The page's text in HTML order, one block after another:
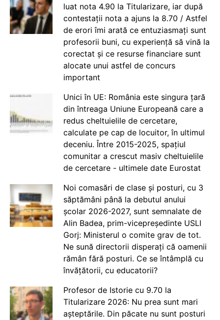
luat nota 4.90 la Titularizare, iar după
contestații nota a ajuns la 8.70 / Astfel
de erori îmi arată ce entuziasmați sunt
profesorii buni, cu experiență să vină la
corectat și ce resurse financiare sunt
alocate unui astfel de concurs
important
Unici în UE: România este singura țară
din întreaga Uniune Europeană care a
redus cheltuielile de cercetare,
calculate pe cap de locuitor, în ultimul
deceniu. Între 2015-2025, spațiul
comunitar a crescut masiv cheltuielile
de cercetare - ultimele date Eurostat
Noi comasări de clase și posturi, cu 3
săptămâni până la debutul anului
școlar 2026-2027, sunt semnalate de
Alin Badea, prim-vicepreședinte USLI
Gorj: Ministerul o comite grav de tot.
Ne sună directorii disperați că oamenii
rămân fără posturi. Ce se întâmplă cu
învățătorii, cu educatorii?
Profesor de Istorie cu 9.70 la
Titularizare 2026: Nu prea sunt mari
așteptările. Din păcate nu sunt posturi